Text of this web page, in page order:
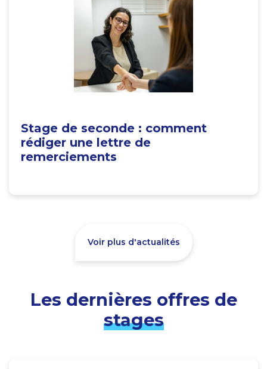
Stage de seconde : comment
rédiger une lettre de
remerciements
Voir plus d'actualités
Les dernières offres de
stages